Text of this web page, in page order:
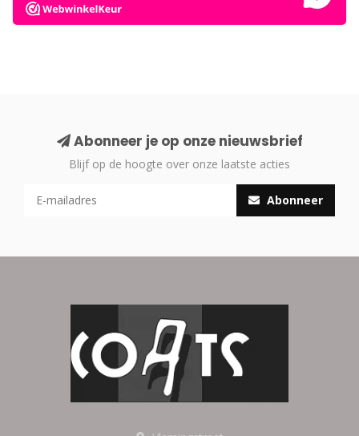
Abonneer je op onze nieuwsbrief
Blijf op de hoogte over onze laatste acties
Abonneer